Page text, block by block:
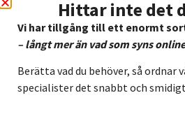
Hittar inte det
Vi har tillgång till ett enormt
– långt mer än vad som syns
Berätta vad du behöver, så ordnar
specialister det snabbt och